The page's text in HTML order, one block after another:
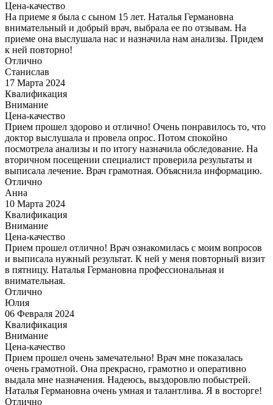
Цена-качество
На приеме я была с сыном 15 лет. Наталья Германовна
внимательный и добрый врач, выбрала ее по отзывам. На
приеме она выслушала нас и назначила нам анализы. Придем
к ней повторно!
Отлично
Станислав
17 Марта 2024
Квалификация
Внимание
Цена-качество
Прием прошел здорово и отлично! Очень понравилось то, что
доктор выслушала и провела опрос. Потом спокойно
посмотрела анализы и по итогу назначила обследование. На
вторичном посещении специалист проверила результаты и
выписала лечение. Врач грамотная. Объяснила информацию.
Отлично
Анна
10 Марта 2024
Квалификация
Внимание
Цена-качество
Прием прошел отлично! Врач ознакомилась с моим вопросов
и выписала нужный результат. К ней у меня повторный визит
в пятницу. Наталья Германовна профессиональная и
внимательная.
Отлично
Юлия
06 Февраля 2024
Квалификация
Внимание
Цена-качество
Прием прошел очень замечательно! Врач мне показалась
очень грамотной. Она прекрасно, грамотно и оперативно
выдала мне назначения. Надеюсь, выздоровлю побыстрей.
Наталья Германовна очень умная и талантлива. Я в восторге!
Отлично